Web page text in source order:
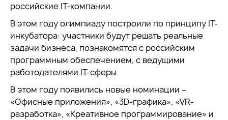
российские IT-компании.
В этом году олимпиаду построили по принципу IT-
инкубатора: участники будут решать реальные
задачи бизнеса, познакомятся с российским
программным обеспечением, с ведущими
работодателями IT-сферы.
В этом году появились новые номинации –
«Офисные приложения», «3D-графика», «VR-
разработка», «Креативное программирование» и